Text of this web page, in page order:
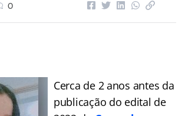
0
Cerca de 2 anos antes da
publicação do edital de